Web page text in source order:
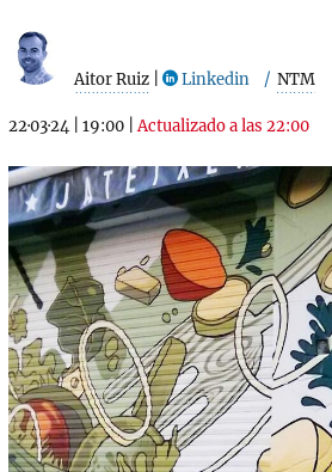
Aitor Ruiz Linkedin NTM
22·03·24 19:00 |Actualizado a las 22:00